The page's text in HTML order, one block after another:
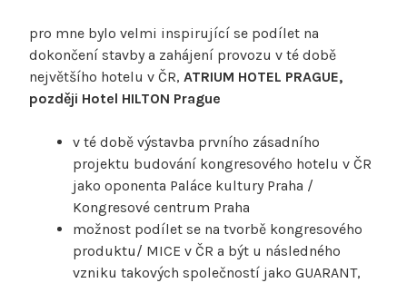
pro mne bylo velmi inspirující se podílet na
dokončení stavby a zahájení provozu v té době
největšího hotelu v ČR, ATRIUM HOTEL PRAGUE,
později Hotel HILTON Prague
v té době výstavba prvního zásadního
projektu budování kongresového hotelu v ČR
jako oponenta Paláce kultury Praha /
Kongresové centrum Praha
možnost podílet se na tvorbě kongresového
produktu/ MICE v ČR a být u následného
vzniku takových společností jako GUARANT,